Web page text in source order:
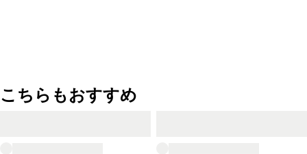
こちらもおすすめ